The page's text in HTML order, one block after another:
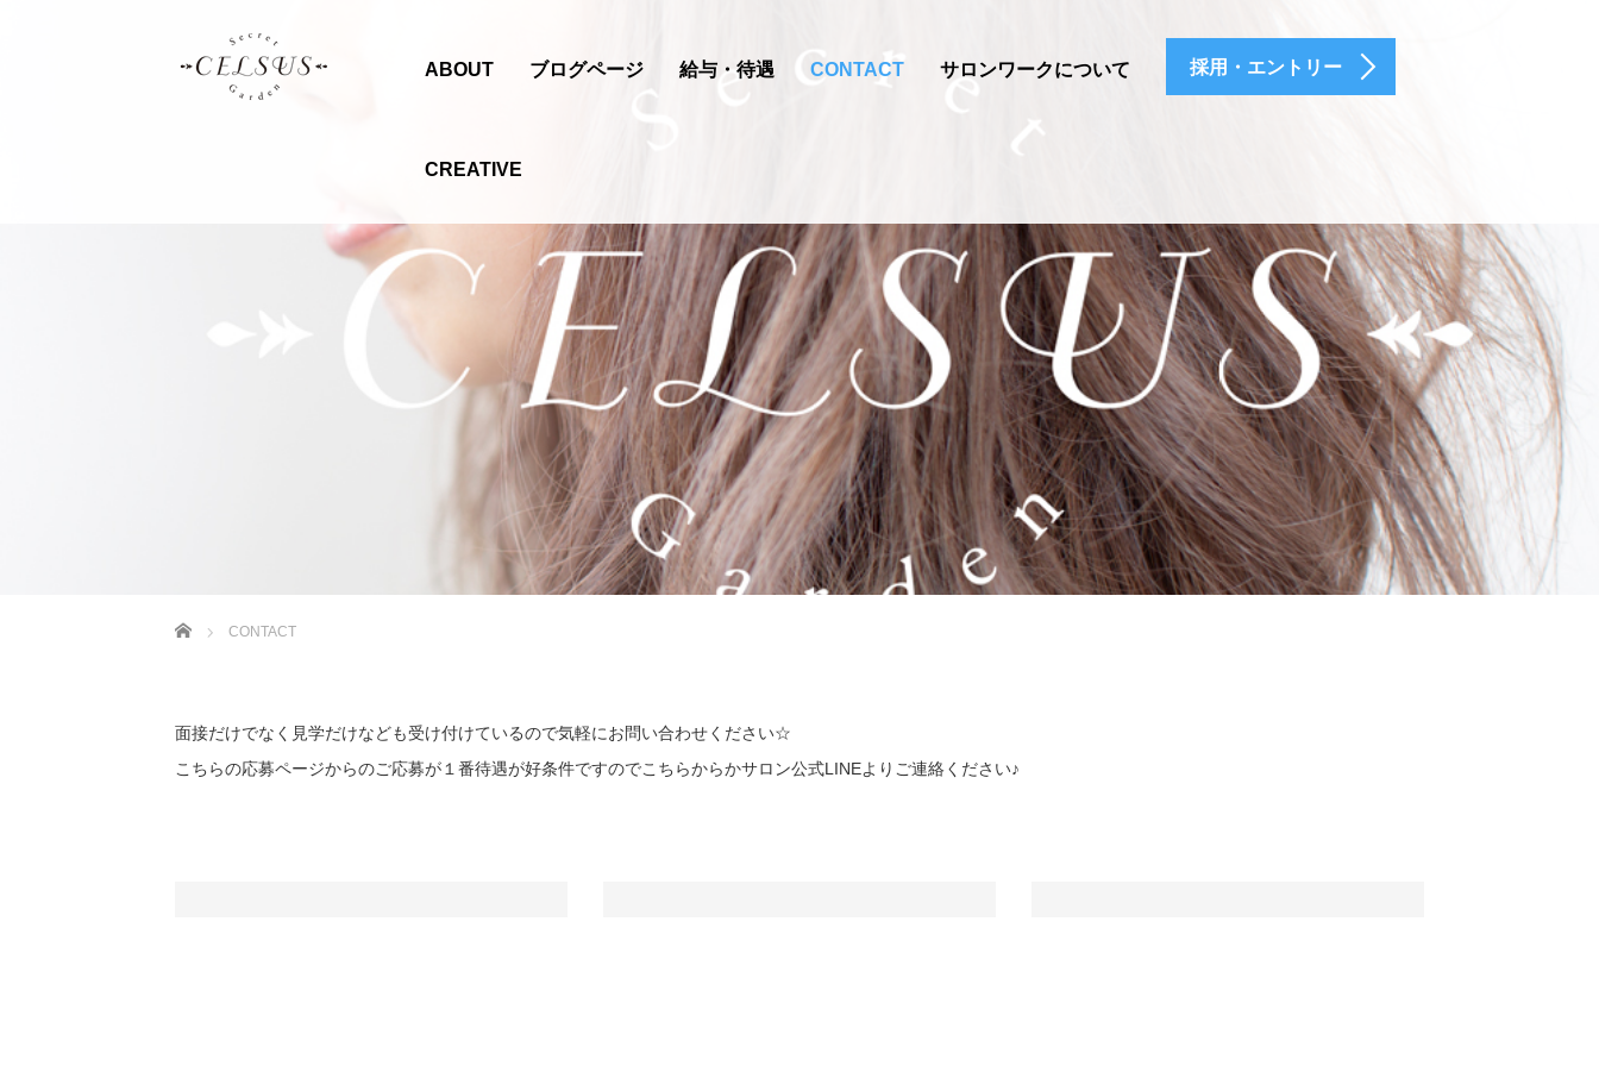
ABOUT ブログページ 給与・待遇 CONTACT サロンワークについて
CREATIVE
採用・エントリー
ホーム CONTACT
面接だけでなく見学だけなども受け付けているので気軽にお問い合わせください☆
こちらの応募ページからのご応募が１番待遇が好条件ですのでこちらからかサロン公式LINEよりご連絡ください♪